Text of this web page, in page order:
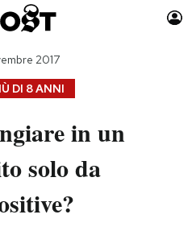
Auto
Moda
Consumismi
Storie/Idee
DI 8 ANNI
2017
in un
solo da